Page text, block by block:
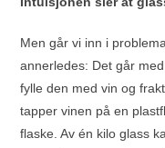
Men går vi inn i
annerledes: Det går
fylle den med vin og
tapper vinen på en
flaske. Av én kilo glass